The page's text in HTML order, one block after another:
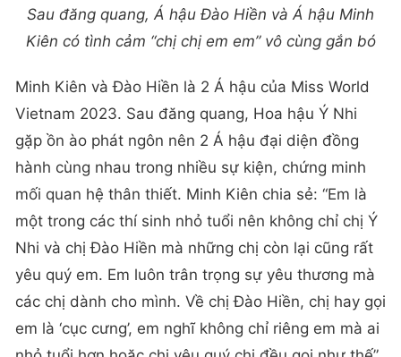
Sau đăng quang, Á hậu Đào Hiền và Á hậu Minh
Kiên có tình cảm “chị chị em em” vô cùng gắn bó
Minh Kiên và Đào Hiền là 2 Á hậu của Miss World
Vietnam 2023. Sau đăng quang, Hoa hậu Ý Nhi
gặp ồn ào phát ngôn nên 2 Á hậu đại diện đồng
hành cùng nhau trong nhiều sự kiện, chứng minh
mối quan hệ thân thiết. Minh Kiên chia sẻ: “Em là
một trong các thí sinh nhỏ tuổi nên không chỉ chị Ý
Nhi và chị Đào Hiền mà những chị còn lại cũng rất
yêu quý em. Em luôn trân trọng sự yêu thương mà
các chị dành cho mình. Về chị Đào Hiền, chị hay gọi
em là ‘cục cưng’, em nghĩ không chỉ riêng em mà ai